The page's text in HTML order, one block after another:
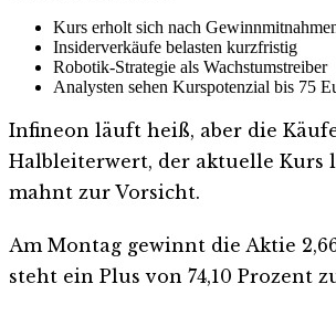
Kurs erholt sich nach
Insiderverkäufe belasten kurzfristig
Robotik-Strategie als Wachstumstreiber
Analysten sehen Kurspotenzial bis 75
Infineon läuft heiß, aber die
Halbleiterwert, der aktuelle Kurs
mahnt zur Vorsicht.
Am Montag gewinnt die Aktie
steht ein Plus von 74,10 Prozent